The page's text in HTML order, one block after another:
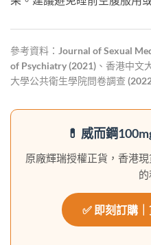
參考資料：Journal of Sexual
of Psychiatry (2021)、香港中文
大學公共衛生學院問卷調查
💊 威而鋼
原廠輝瑞授權正貨，香港
✅ 即刻訂購